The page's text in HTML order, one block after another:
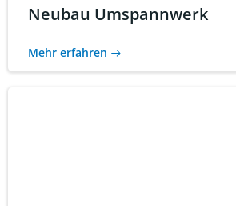
Neubau Umspannwerk
Mehr erfahren